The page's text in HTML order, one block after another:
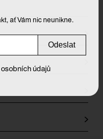
ať Vám nic neunikne.
Odeslat
údajů